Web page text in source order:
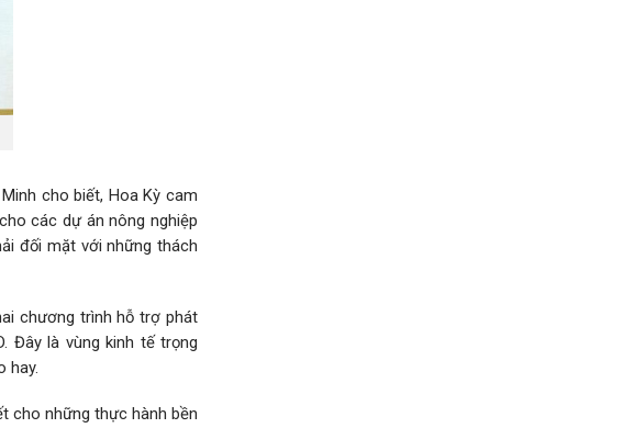
cho biết, Hoa Kỳ cam
các dự án nông nghiệp
đối mặt với những thách
chương trình hỗ trợ phát
Đây là vùng kinh tế trọng
hay.
cho những thực hành bền